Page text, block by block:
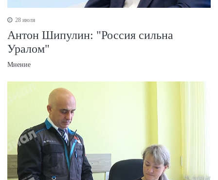
28 июля
Антон Шипулин: "Россия сильна
Уралом"
Мнение